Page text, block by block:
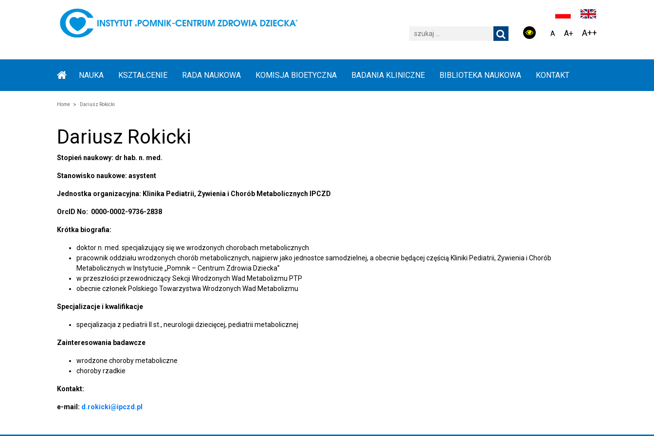
A A+ A++
NAUKA KSZTAŁCENIE RADA NAUKOWA KOMISJA BIOETYCZNA BADANIA KLINICZNE BIBLIOTEKA NAUKOWA KONTAKT
Home Dariusz Rokicki
Dariusz Rokicki
Stopień naukowy: dr hab. n. med.
Stanowisko naukowe: asystent
Jednostka organizacyjna: Klinika Pediatrii, Żywienia i Chorób Metabolicznych IPCZD
OrcID No: 0000-0002-9736-2838
Krótka biografia:
doktor n. med. specjalizujący się we wrodzonych chorobach metabolicznych
pracownik oddziału wrodzonych chorób metabolicznych, najpierw jako jednostce samodzielnej, a obecnie będącej częścią Kliniki Pediatrii, Żywienia i Chorób
Metabolicznych w Instytucie „Pomnik – Centrum Zdrowia Dziecka”
w przeszłości przewodniczący Sekcji Wrodzonych Wad Metabolizmu PTP
obecnie członek Polskiego Towarzystwa Wrodzonych Wad Metabolizmu
Specjalizacje i kwalifikacje
specjalizacja z pediatrii II st., neurologii dziecięcej, pediatrii metabolicznej
Zainteresowania badawcze
wrodzone choroby metaboliczne
choroby rzadkie
Kontakt:
e-mail: d.rokicki@ipczd.pl